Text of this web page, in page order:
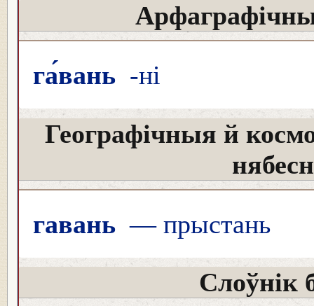
га́вань -ні
Географічныя й
гавань — прыстань
Слоўнік